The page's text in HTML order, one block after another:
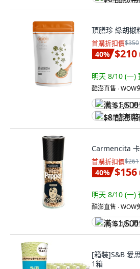
頂膳珍 綠胡椒
首購折扣價$350
40% $210 (
明天 8/10 (一)
酷澎直售 ∙ WOW
满 $1,500
$8 酷澎幣回
Carmencita
首購折扣價$261
40% $156 (
明天 8/10 (一)
酷澎直售 ∙ WOW
满 $1,500
[箱裝]S&B 愛
1箱